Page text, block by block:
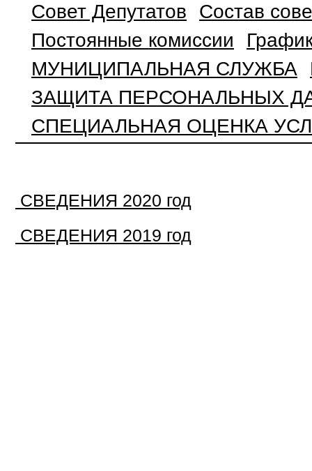
Совет Депутатов
Состав
Постоянные комиссии
МУНИЦИПАЛЬНАЯ СЛУЖБА
ЗАЩИТА ПЕРСОНАЛЬНЫХ
СПЕЦИАЛЬНАЯ ОЦЕНКА
СВЕДЕНИЯ 2020 год
СВЕДЕНИЯ 2019 год